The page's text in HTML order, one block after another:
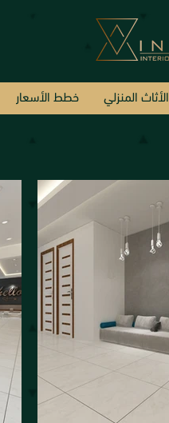
الأثاث المنزلي خطط الأسعار